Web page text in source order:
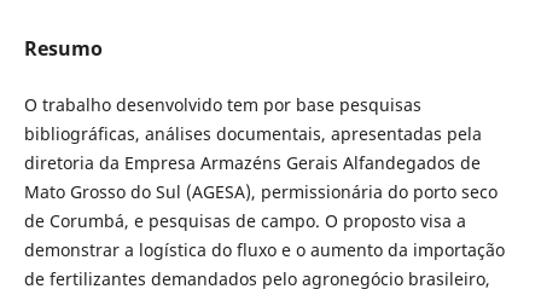
Resumo
O trabalho desenvolvido tem por base pesquisas
bibliográficas, análises documentais, apresentadas pela
diretoria da Empresa Armazéns Gerais Alfandegados de
Mato Grosso do Sul (AGESA), permissionária do porto seco
de Corumbá, e pesquisas de campo. O proposto visa a
demonstrar a logística do fluxo e o aumento da importação
de fertilizantes demandados pelo agronegócio brasileiro,